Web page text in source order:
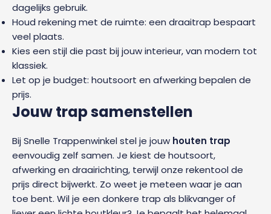
dagelijks gebruik.
Houd rekening met de ruimte: een draaitrap bespaart
veel plaats.
Kies een stijl die past bij jouw interieur, van modern tot
klassiek.
Let op je budget: houtsoort en afwerking bepalen de
prijs.
Jouw trap samenstellen
Bij Snelle Trappenwinkel stel je jouw houten trap
eenvoudig zelf samen. Je kiest de houtsoort,
afwerking en draairichting, terwijl onze rekentool de
prijs direct bijwerkt. Zo weet je meteen waar je aan
toe bent. Wil je een donkere trap als blikvanger of